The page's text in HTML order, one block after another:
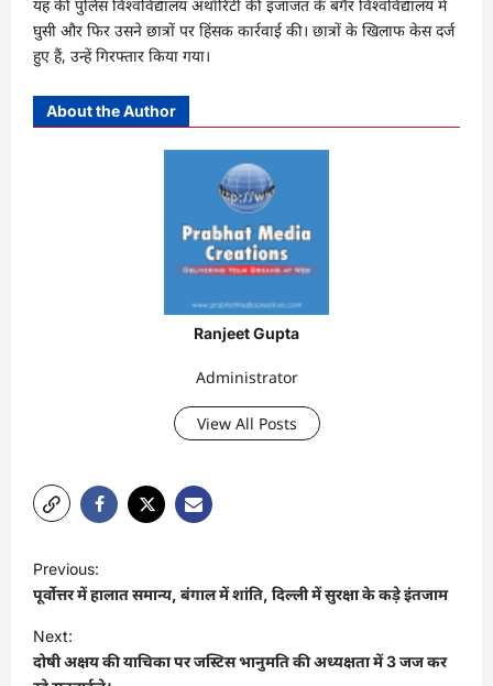
यह की पुलिस विश्वविद्यालय अथॉरिटी की इजाजत के बगैर विश्वविद्यालय में
घुसी और फिर उसने छात्रों पर हिंसक कार्रवाई की। छात्रों के खिलाफ केस दर्ज
हुए हैं, उन्हें गिरफ्तार किया गया।
About the Author
Ranjeet Gupta
Administrator
View All Posts
P
o
s
t
Previous:
पूर्वोत्तर में हालात समान्य, बंगाल में शांति, दिल्ली में सुरक्षा के कड़े इंतजाम
Next:
दोषी अक्षय की याचिका पर जस्टिस भानुमति की अध्‍यक्षता में 3 जज कर